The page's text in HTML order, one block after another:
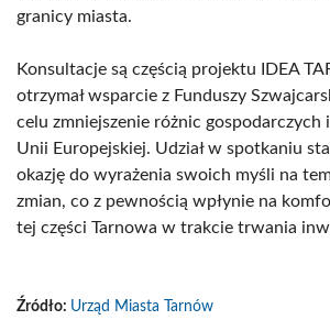
granicy miasta.
Konsultacje są częścią projektu IDEA
otrzymał wsparcie z Funduszy
celu zmniejszenie różnic gospodarczych
Unii Europejskiej. Udział w spotkaniu
okazję do wyrażenia swoich myśli na
zmian, co z pewnością wpłynie na
tej części Tarnowa w trakcie trwania
Źródło: Urząd Miasta Tarnów